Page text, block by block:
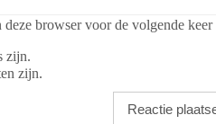
browser voor de volgende keer
zijn.
zijn.